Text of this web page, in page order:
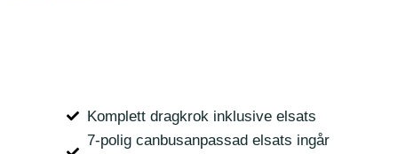
Komplett dragkrok inklusive elsats
7-polig canbusanpassad elsats ingår